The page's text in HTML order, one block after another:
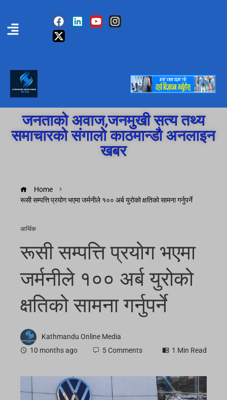
जनताको अवाज,जनमुखी सत्य तथ्य
समाचारको संगालो काठमान्डौ अनलाइन
खबर
Home
रूसी सम्पत्ति प्रयोग भएमा जर्मनीले १०० अर्ब युरोको क्षतिको सामना गर्नुपर्ने
आर्थिक
रूसी सम्पत्ति प्रयोग भएमा
जर्मनीले १०० अर्ब युरोको
क्षतिको सामना गर्नुपर्ने
Kathmandu Online Media
10 months ago
5 Comments 1 Min Read